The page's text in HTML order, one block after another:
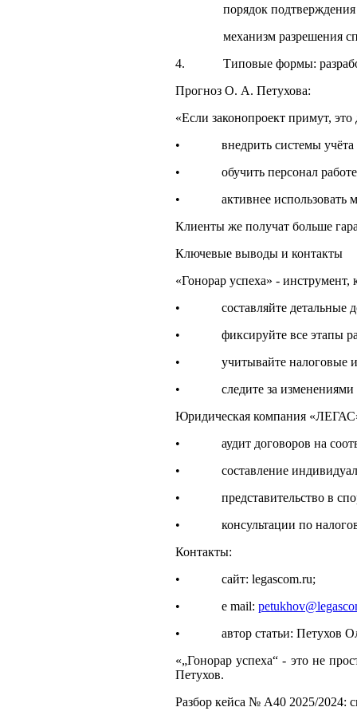
порядок подтверждения
механизм разрешения
4. Типовые формы:
Прогноз О. А. Петухова:
«Если законопроект примут,
• внедрить системы учёта
• обучить персонал работе
• активнее использовать
Клиенты же получат больше
Ключевые выводы и контакты
«Гонорар успеха» -
• составляйте детальные
• фиксируйте все этапы
• учитывайте налоговые и
• следите за изменениями
Юридическая компания
• аудит договоров на
• составление
• представительство в
• консультации по
Контакты:
• сайт: legascom.ru;
• e mail:
• автор статьи: Петухов Олег
«„Гонорар успеха“ - это не
Петухов.
Разбор кейса № А40 2025/2024: